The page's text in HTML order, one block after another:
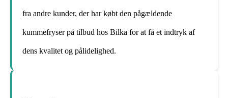
fra andre kunder, der har købt den pågældende
kummefryser på tilbud hos Bilka for at få et indtryk af
dens kvalitet og pålidelighed.